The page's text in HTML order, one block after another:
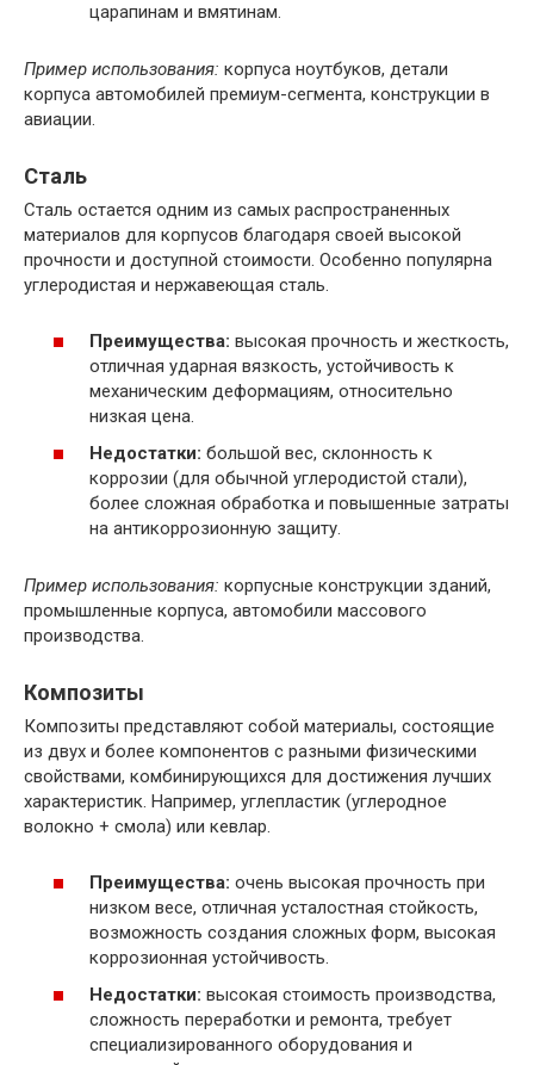
царапинам и вмятинам.
Пример использования: корпуса ноутбуков, детали
корпуса автомобилей премиум-сегмента, конструкции в
авиации.
Сталь
Сталь остается одним из самых распространенных
материалов для корпусов благодаря своей высокой
прочности и доступной стоимости. Особенно популярна
углеродистая и нержавеющая сталь.
Преимущества: высокая прочность и жесткость,
отличная ударная вязкость, устойчивость к
механическим деформациям, относительно
низкая цена.
Недостатки: большой вес, склонность к
коррозии (для обычной углеродистой стали),
более сложная обработка и повышенные затраты
на антикоррозионную защиту.
Пример использования: корпусные конструкции зданий,
промышленные корпуса, автомобили массового
производства.
Композиты
Композиты представляют собой материалы, состоящие
из двух и более компонентов с разными физическими
свойствами, комбинирующихся для достижения лучших
характеристик. Например, углепластик (углеродное
волокно + смола) или кевлар.
Преимущества: очень высокая прочность при
низком весе, отличная усталостная стойкость,
возможность создания сложных форм, высокая
коррозионная устойчивость.
Недостатки: высокая стоимость производства,
сложность переработки и ремонта, требует
специализированного оборудования и